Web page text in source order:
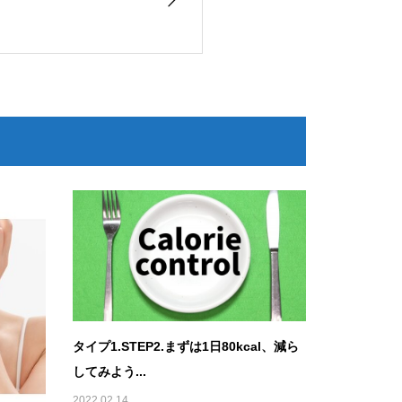
タイプ1.STEP2.まずは1日80kcal、減ら
してみよう...